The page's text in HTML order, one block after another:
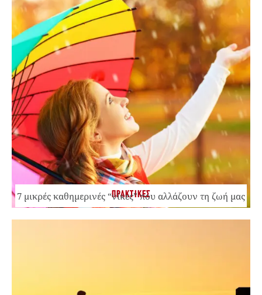
ΠΡΑΚΤΙΚΕΣ
7 μικρές καθημερινές “νίκες” που αλλάζουν τη ζωή μας